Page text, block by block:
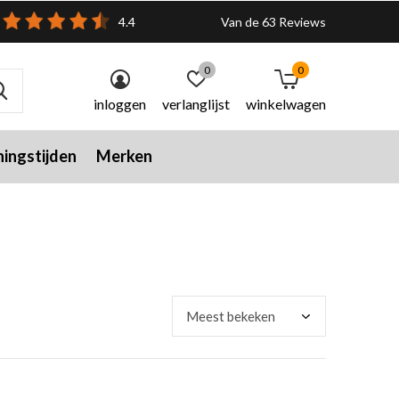
Merken
inloggen verlanglijst
0
winkelwagen
0
4.4 Van de 63 Reviews